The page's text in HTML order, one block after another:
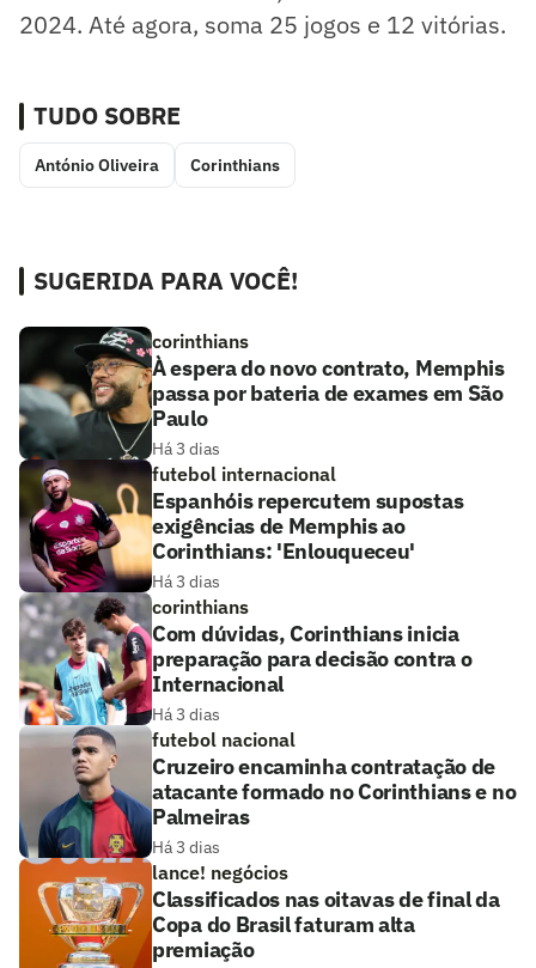
2024. Até agora, soma 25 jogos e 12 vitórias.
TUDO SOBRE
António Oliveira Corinthians
SUGERIDA PARA VOCÊ!
corinthians
À espera do novo contrato, Memphis
passa por bateria de exames em São
Paulo
Há 3 dias
futebol internacional
Espanhóis repercutem supostas
exigências de Memphis ao
Corinthians: 'Enlouqueceu'
Há 3 dias
corinthians
Com dúvidas, Corinthians inicia
preparação para decisão contra o
Internacional
Há 3 dias
futebol nacional
Cruzeiro encaminha contratação de
atacante formado no Corinthians e no
Palmeiras
Há 3 dias
lance! negócios
Classificados nas oitavas de final da
Copa do Brasil faturam alta
premiação